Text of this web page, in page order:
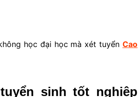
học đại học mà xét tuyển Cao
sinh tốt nghiệp